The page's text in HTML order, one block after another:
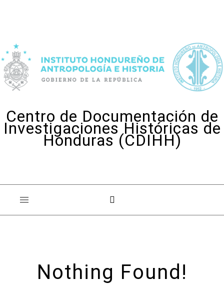
Centro de Documentación de
Investigaciones Históricas de
Honduras (CDIHH)
Nothing Found!